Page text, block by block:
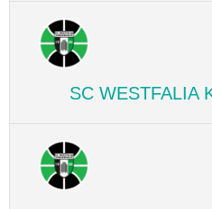
SC WESTFALIA